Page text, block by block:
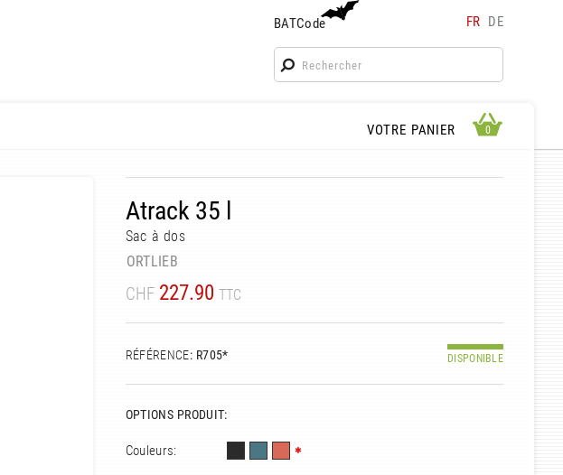
BATCode FR DE
BATCode
Rentrez votre BATCode et validez
VOTRE PANIER 0 0
Atrack 35 l
Sac à dos
ORTLIEB
CHF 227.90 TTC
RÉFÉRENCE: R705* DISPONIBLE
OPTIONS PRODUIT:
Couleurs: